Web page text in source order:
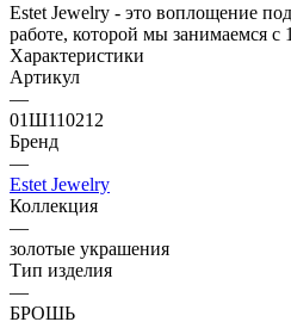
Estet Jewelry - это воплощение
работе, которой мы занимаемся с
Характеристики
Артикул
—
01Ш110212
Бренд
—
Estet Jewelry
Коллекция
—
золотые украшения
Тип изделия
—
БРОШЬ